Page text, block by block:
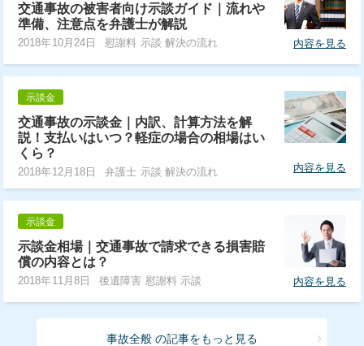
交通事故の被害者向け示談ガイド｜流れや
準備、注意点を弁護士が解説
2018年10月24日 慰謝料 示談 解決の流れ 内容を見る
示談金
交通事故の示談金｜内訳、計算方法を解
説！支払いはいつ？軽症の場合の相場はい
くら？
2018年12月18日 弁護士 示談 解決の流れ 内容を見る
示談金
示談金相場｜交通事故で請求できる損害賠
償の内容とは？
2018年11月8日 後遺障害 慰謝料 示談 内容を見る
事故全般 の記事をもっと見る